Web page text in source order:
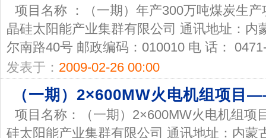
项目名称 ：（一期）年产300万吨煤炭生
晶硅太阳能产业集群有限公司 通讯地址：内
尔南路40号 邮政编码：010010 电 话：
发表于： 2009-02-26 00:00
（一期）2×600MW火电机组项目
项目名称：（一期）2×600MW火电机组项
硅太阳能产业集群有限公司 通讯地址：内蒙